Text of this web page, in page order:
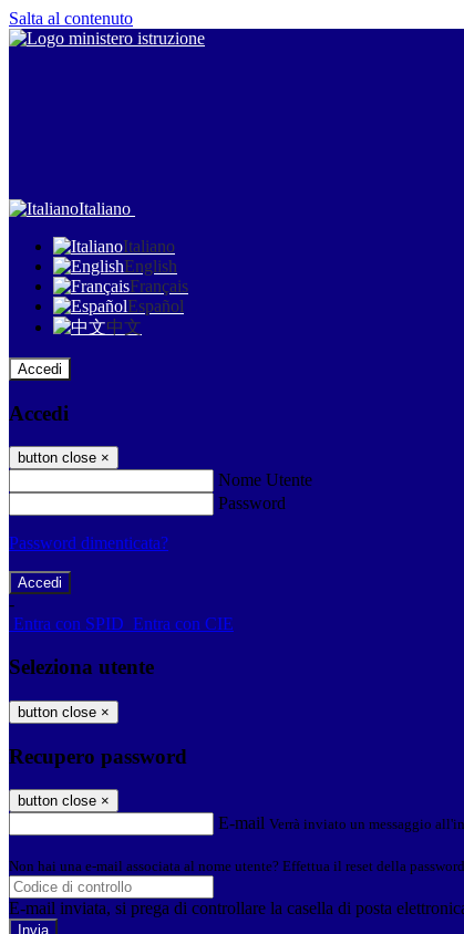
Salta al contenuto
Italiano
Italiano
English
Français
Español
中文
Accedi
Accedi
button close ×
Nome Utente
Password
Password dimenticata?
-
Entra con SPID Entra con CIE
Seleziona utente
button close ×
Recupero password
button close ×
E-mail Verrà inviato un messaggio
Non hai una e-mail associata al nome utente? Effettua il reset della
E-mail inviata, si prega di controllare la casella di posta